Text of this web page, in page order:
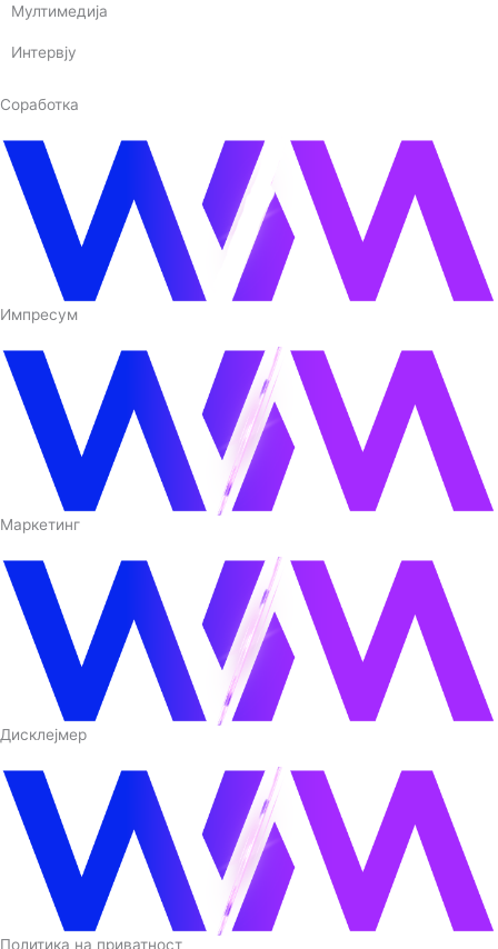
Мултимедија
Интервју
Соработка
Импресум
Маркетинг
Дисклејмер
Политика на приватност